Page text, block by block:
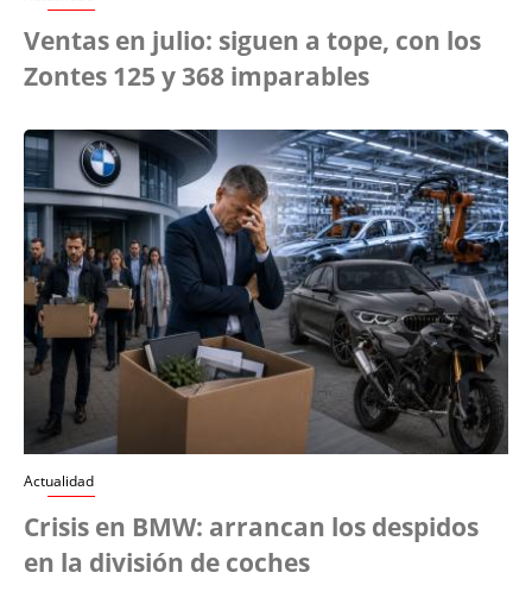
Ventas en julio: siguen a tope, con los
Zontes 125 y 368 imparables
Actualidad
Crisis en BMW: arrancan los despidos
en la división de coches